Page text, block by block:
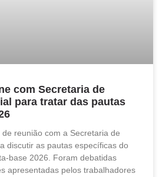
com Secretaria de
para tratar das pautas
reunião com a Secretaria de
discutir as pautas específicas do
base 2026. Foram debatidas
apresentadas pelos trabalhadores